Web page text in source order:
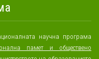
научна програма
памет и обществено